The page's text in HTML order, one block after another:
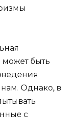
быть
Однако, в
с